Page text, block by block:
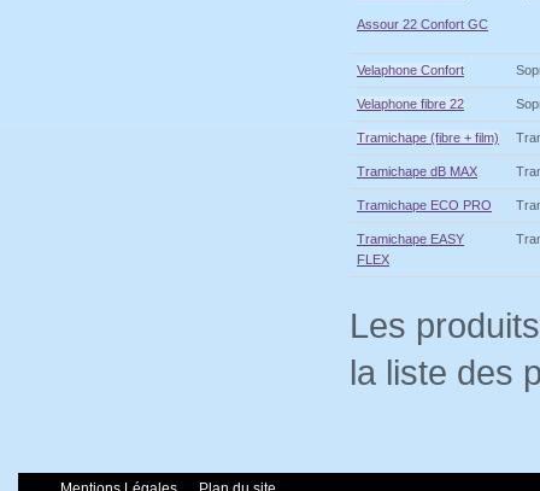
Assour 22 Confort GC
Velaphone Confort
Velaphone fibre 22
Tramichape (fibre + film)
Tramichape dB MAX
Tramichape ECO PRO
Tramichape EASY
FLEX
Les
la liste des